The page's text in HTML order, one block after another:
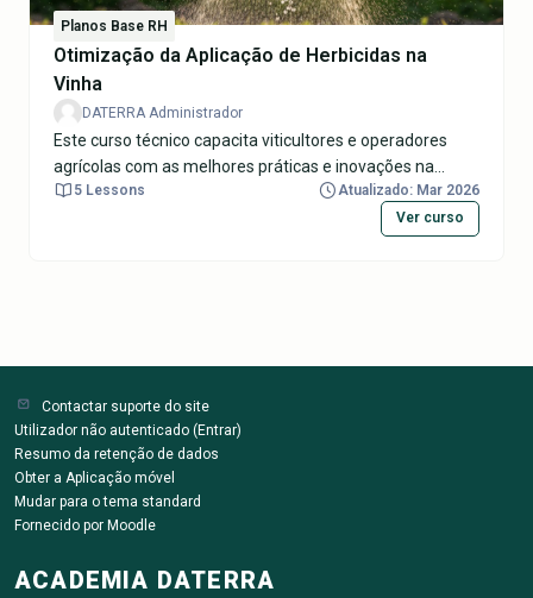
Planos Base RH
Otimização da Aplicação de Herbicidas na
Vinha
DATERRA Administrador
Este curso técnico capacita viticultores e operadores
agrícolas com as melhores práticas e inovações na
aplicação de herbicidas. Seguindo uma lógica de "Efeito
objetivo é garantir a máxima eficácia biológica do
tratamento, reduzindo o desperdício, protegendo o
ambiente e otimizando o retorno financeiro.
5 Lessons
Atualizado: Mar 2026
Ver curso
Contactar suporte do site
Utilizador não autenticado (Entrar)
Resumo da retenção de dados
Obter a Aplicação móvel
Mudar para o tema standard
Fornecido por Moodle
ACADEMIA DATERRA